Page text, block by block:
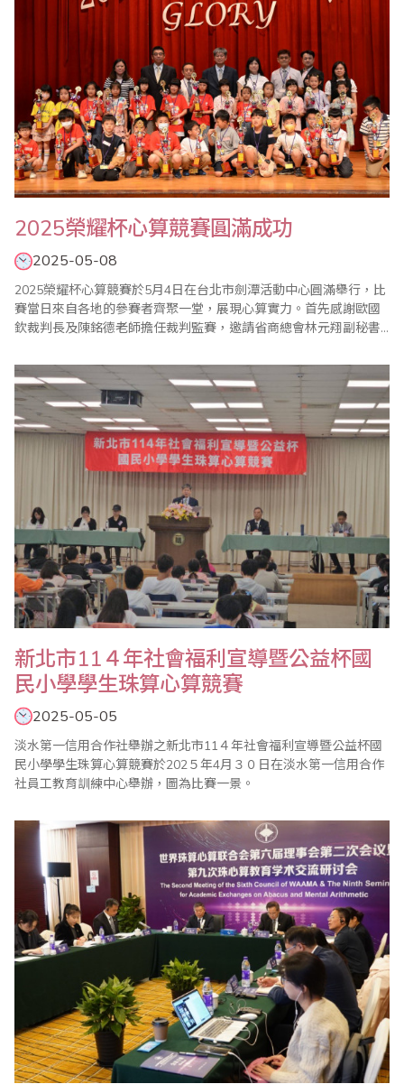
2025榮耀杯心算競賽圓滿成功
2025-05-08
2025榮耀杯心算競賽於5月4日在台北市劍潭活動中心圓滿舉行，比
賽當日來自各地的參賽者齊聚一堂，展現心算實力。首先感謝歐國
欽裁判長及陳銘德老師擔任裁判監賽，邀請省商總會林元翔副秘書
會長張志勇，擔任本次頒獎嘉賓，為選手打氣鼓勵。 本次共兩場心
算競賽，分別由陳禹成選手、蔡杭融選手代表全體宣誓，宣誓後隨
即進行比賽及頒獎，主辦單位特別在頒獎前邀請..
新北市11４年社會福利宣導暨公益杯國
民小學學生珠算心算競賽
2025-05-05
淡水第一信用合作社舉辦之新北市11４年社會福利宣導暨公益杯國
民小學學生珠算心算競賽於202５年4月３０日在淡水第一信用合作